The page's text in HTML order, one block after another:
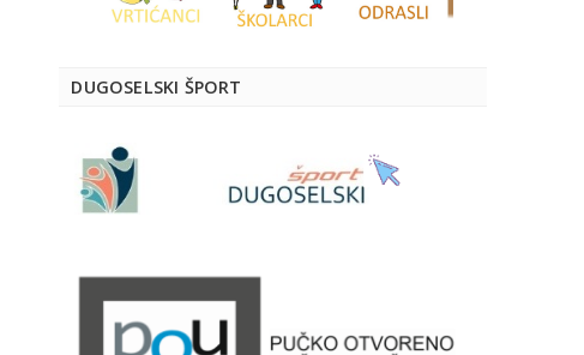
DUGOSELSKI ŠPORT